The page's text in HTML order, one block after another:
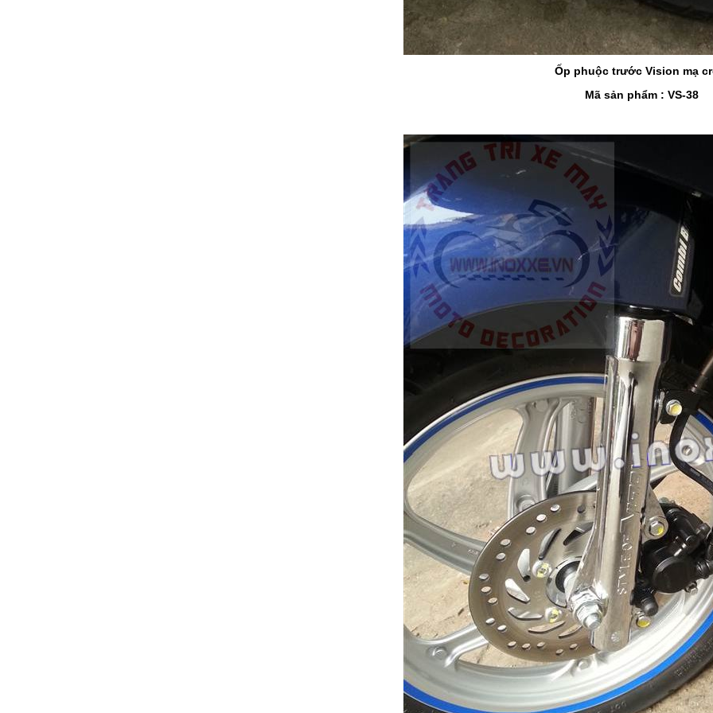
Ốp phuộc trước Vision mạ
Mã sản phẩm : VS-38